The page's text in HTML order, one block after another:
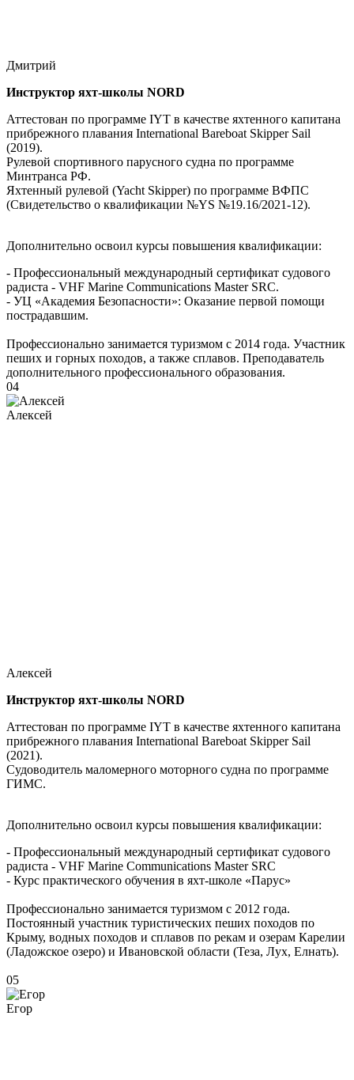
Дмитрий
Инструктор яхт-школы NORD
Аттестован по программе IYT в качестве яхтенного капитана
прибрежного плавания International Bareboat Skipper Sail
(2019).
Рулевой спортивного парусного судна по программе
Минтранса РФ.
Яхтенный рулевой (Yacht Skipper) по программе ВФПС
(Свидетельство о квалификации №YS №19.16/2021-12).
Дополнительно освоил курсы повышения квалификации:
- Профессиональный международный сертификат судового
радиста - VHF Marine Communications Master SRC.
- УЦ «Академия Безопасности»: Оказание первой помощи
пострадавшим.
Профессионально занимается туризмом с 2014 года. Участник
пеших и горных походов, а также сплавов. Преподаватель
дополнительного профессионального образования.
04
Алексей
Алексей
Инструктор яхт-школы NORD
Аттестован по программе IYT в качестве яхтенного капитана
прибрежного плавания International Bareboat Skipper Sail
(2021).
Судоводитель маломерного моторного судна по программе
ГИМС.
Дополнительно освоил курсы повышения квалификации:
- Профессиональный международный сертификат судового
радиста - VHF Marine Communications Master SRC
- Курс практического обучения в яхт-школе «Парус»
Профессионально занимается туризмом с 2012 года.
Постоянный участник туристических пеших походов по
Крыму, водных походов и сплавов по рекам и озерам Карелии
(Ладожское озеро) и Ивановской области (Теза, Лух, Елнать).
05
Егор